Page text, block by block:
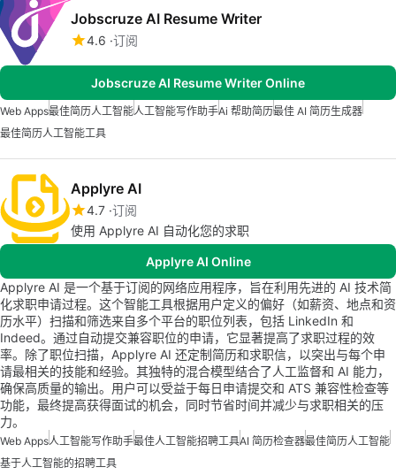
Jobscruze AI Resume Writer
4.6 订阅
Jobscruze AI Resume Writer Online
Web Apps最佳简历人工智能人工智能写作助手Ai 帮助简历最佳 AI 简历生成器
最佳简历人工智能工具
Applyre AI
4.7 订阅
使用 Applyre AI 自动化您的求职
Applyre AI Online
Applyre AI 是一个基于订阅的网络应用程序，旨在利用先进的 AI 技术简
化求职申请过程。这个智能工具根据用户定义的偏好（如薪资、地点和资
历水平）扫描和筛选来自多个平台的职位列表，包括 LinkedIn 和
Indeed。通过自动提交兼容职位的申请，它显著提高了求职过程的效
率。除了职位扫描，Applyre AI 还定制简历和求职信，以突出与每个申
请最相关的技能和经验。其独特的混合模型结合了人工监督和 AI 能力，
确保高质量的输出。用户可以受益于每日申请提交和 ATS 兼容性检查等
功能，最终提高获得面试的机会，同时节省时间并减少与求职相关的压
力。
Web Apps人工智能写作助手最佳人工智能招聘工具AI 简历检查器最佳简历人工智能
基于人工智能的招聘工具